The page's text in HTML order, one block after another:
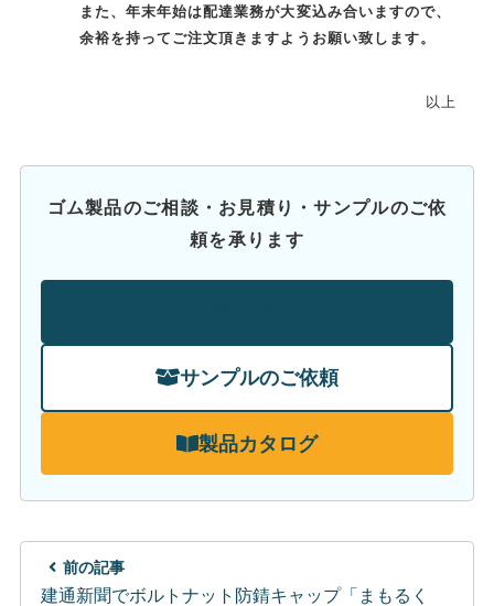
また、年末年始は配達業務が大変込み合いますので、
余裕を持ってご注文頂きますようお願い致します。
以上
ゴム製品のご相談・お見積り・サンプルのご依
頼を承ります
サンプルのご依頼
製品カタログ
前の記事
建通新聞でボルトナット防錆キャップ「まもるく